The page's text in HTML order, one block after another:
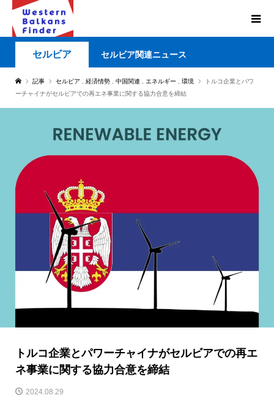
セルビア セルビア関連ニュース
記事 セルビア 経済情勢 中国関連 エネルギー 環境
トルコ企業とパワ
ーチャイナがセルビアでの再エネ事業に関する協力合意を締結
トルコ企業とパワーチャイナがセルビアでの再エ
ネ事業に関する協力合意を締結
2024.08.29